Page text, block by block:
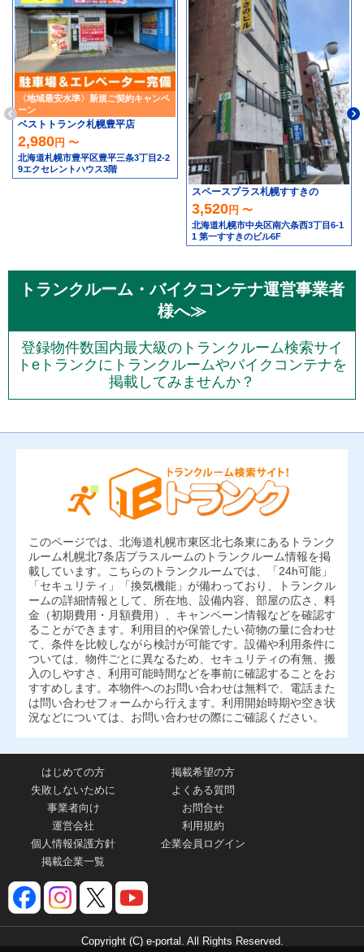
〈地域最安水準〉新規ご契約キャンペ
ーン
ベストトランク札幌豊平店
2,980円 〜
北海道札幌市豊平区豊平三条3丁目2-2
9エクセレントハウス3階
スペースプラス札幌すすきの
3,520円 〜
北海道札幌市中央区南六条西3丁目6-1
1 第一すすきのビル6F
トランクルーム・バイクコンテナ運営事業者
様へ≫
登録物件数国内最大級のトランクルーム検索サイ
トeトランクにトランクルームやバイクコンテナを
掲載してみませんか？
このページでは、北海道札幌市東区北七条東にあるトランク
ルーム札幌北7条店プラスルームのトランクルーム情報を掲
載しています。こちらのトランクルームでは、「24h可能」
「セキュリティ」「換気機能」が備わっており、トランクル
ームの詳細情報として、所在地、設備内容、部屋の広さ、料
金（初期費用・月額費用）、キャンペーン情報などを確認す
ることができます。利用目的や保管したい荷物の量に合わせ
て、条件を比較しながら検討が可能です。設備や利用条件に
ついては、物件ごとに異なるため、セキュリティの有無、搬
入のしやすさ、利用可能時間などを事前に確認することをお
すすめします。本物件へのお問い合わせは無料で、電話また
は問い合わせフォームから行えます。利用開始時期や空き状
況などについては、お問い合わせの際にご確認ください。
はじめての方
掲載希望の方
失敗しないために
よくある質問
事業者向け
お問合せ
運営会社
利用規約
個人情報保護方針
企業会員ログイン
掲載企業一覧
Copyright (C) e-portal. All Rights Reserved.